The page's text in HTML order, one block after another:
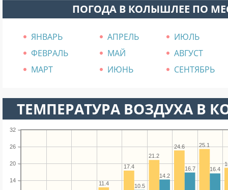
ПОГОДА В КОЛЫШЛЕЕ ПО
ЯНВАРЬ АПРЕЛЬ
ИЮЛЬ
ФЕВРАЛЬ
МАЙ
АВГУСТ
МАРТ
ИЮНЬ СЕНТЯБРЬ
ТЕМПЕРАТУРА ВОЗДУХА В
14
20
26
32
25.1
24.6
21.2
17.4
11.4
16.4
16.7
14.2
10.5